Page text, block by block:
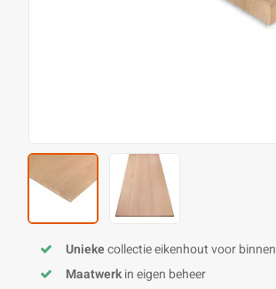
Uniekecollectie eikenhout voor binnen
Maatwerkin eigen beheer